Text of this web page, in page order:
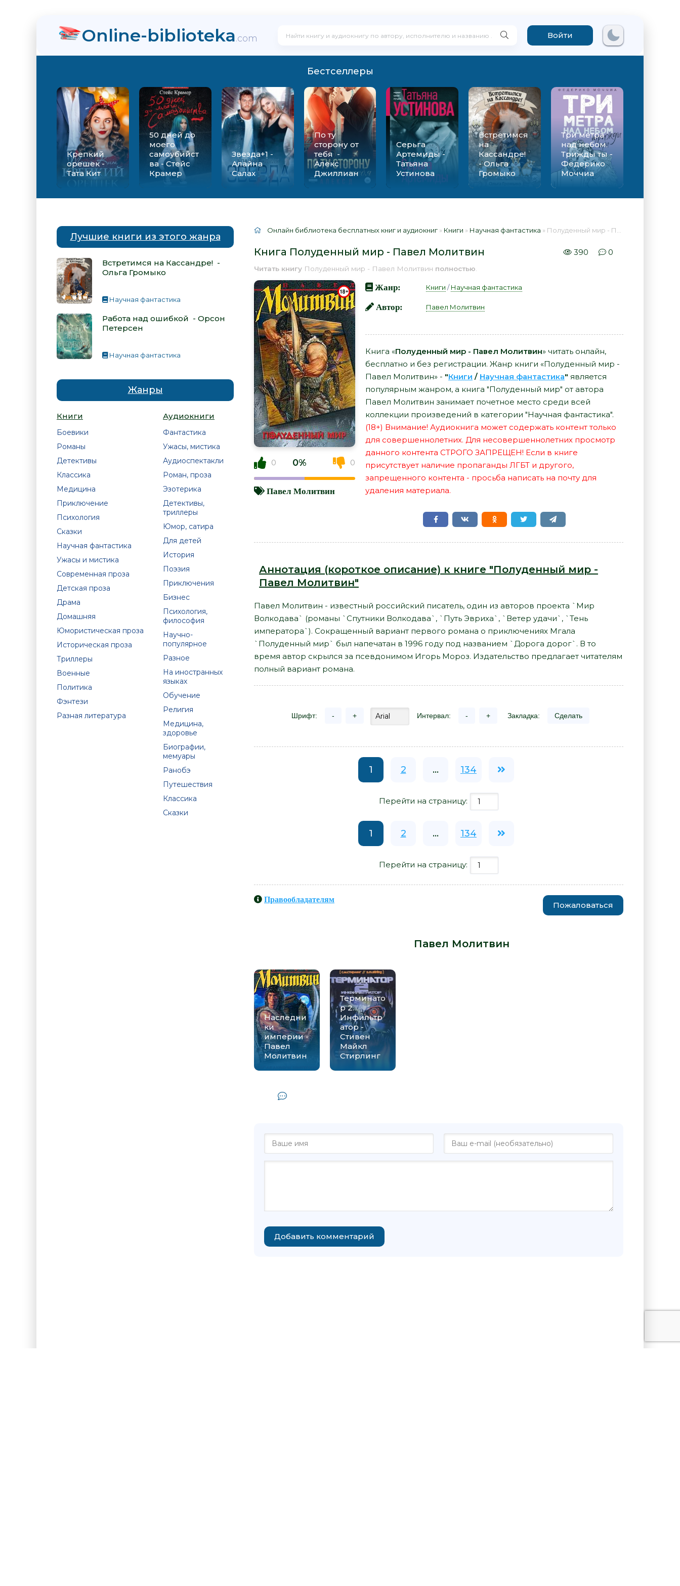
Online-biblioteka.com Войти
Бестселлеры
Крепкий
орешек -
Тата Кит
50 дней до
моего
самоубийст
ва - Стейс
Крамер
Звезда+1 -
Алайна
Салах
По ту
сторону от
тебя -
Алекс
Джиллиан
Серьга
Артемиды -
Татьяна
Устинова
Встретимся
на
Кассандре!
- Ольга
Громыко
Три метра
над небом.
Трижды ты -
Федерико
Моччиа
Лучшие книги из этого жанра
Встретимся на Кассандре! -
Ольга Громыко
Научная фантастика
Работа над ошибкой - Орсон
Петерсен
Научная фантастика
Жанры
Книги
Боевики
Романы
Детективы
Классика
Медицина
Приключение
Психология
Сказки
Научная фантастика
Ужасы и мистика
Современная проза
Детская проза
Драма
Домашняя
Юмористическая проза
Историческая проза
Триллеры
Военные
Политика
Фэнтези
Разная литература
Аудиокниги
Фантастика
Ужасы, мистика
Аудиоспектакли
Роман, проза
Эзотерика
Детективы,
триллеры
Юмор, сатира
Для детей
История
Поэзия
Приключения
Бизнес
Психология,
философия
Научно-
популярное
Разное
На иностранных
языках
Обучение
Религия
Медицина,
здоровье
Биографии,
мемуары
Ранобэ
Путешествия
Классика
Сказки
Онлайн библиотека бесплатных книг и аудиокниг » Книги » Научная фантастика » Полуденный мир - Павел Молитвин 📕 - Книга онлайн бесплатно
Книга Полуденный мир - Павел Молитвин 390 0
Читать книгу Полуденный мир - Павел Молитвин полностью
0 0% 0
Павел Молитвин
Жанр: Книги /Научная фантастика
Автор: Павел Молитвин
Книга «Полуденный мир - Павел Молитвин» читать онлайн,
бесплатно и без регистрации. Жанр книги «Полуденный мир -
Павел Молитвин» - "Книги / Научная фантастика" является
популярным жанром, а книга "Полуденный мир" от автора
Павел Молитвин занимает почетное место среди всей
коллекции произведений в категории "Научная фантастика".
(18+) Внимание! Аудиокнига может содержать контент только
для совершеннолетних. Для несовершеннолетних просмотр
данного контента СТРОГО ЗАПРЕЩЕН! Если в книге
присутствует наличие пропаганды ЛГБТ и другого,
запрещенного контента - просьба написать на почту для
удаления материала.
Аннотация (короткое описание) к книге "Полуденный мир -
Павел Молитвин"
Павел Молитвин - известный российский писатель, один из авторов проекта `Мир
Волкодава` (романы `Спутники Волкодава`, `Путь Эвриха`, `Ветер удачи`, `Тень
императора`). Сокращенный вариант первого романа о приключениях Мгала
`Полуденный мир` был напечатан в 1996 году под названием `Дорога дорог`. В то
время автор скрылся за псевдонимом Игорь Мороз. Издательство предлагает читателям
полный вариант романа.
Шрифт: - + Интервал: - + Закладка: Сделать
1 2 ... 134
Перейти на страницу:
1 2 ... 134
Перейти на страницу:
Правообладателям
Пожаловаться
Павел Молитвин
Наследни
ки
империи -
Павел
Молитвин
Терминато
р 2.
Инфильтр
атор -
Стивен
Майкл
Стирлинг
Добавить комментарий
Петерсен